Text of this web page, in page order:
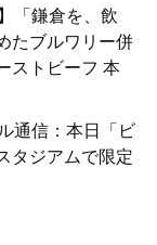
「鎌倉を、飲
たブルワリー併
ストビーフ 本
通信：本日「ビ
タジアムで限定